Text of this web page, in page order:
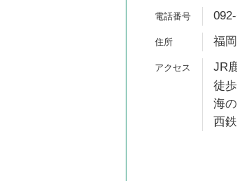
福
JR
徒
海
西